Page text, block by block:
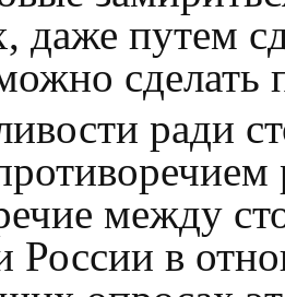
даже путем
сделать
ради
между
России в